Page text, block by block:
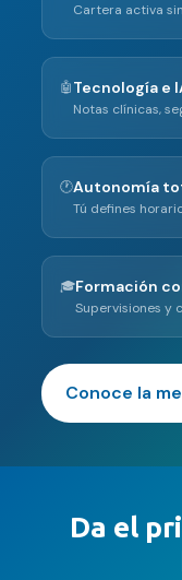
Cartera activa
🤖Tecnología e
Notas clínicas,
🕐Autonomía
Tú defines
🎓Formación
Supervisiones y
Conoce la
Da el